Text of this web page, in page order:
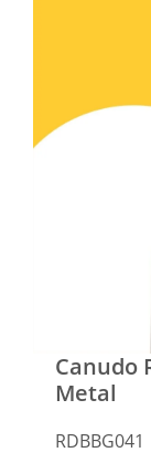
Canudo
Metal
RDBBG041